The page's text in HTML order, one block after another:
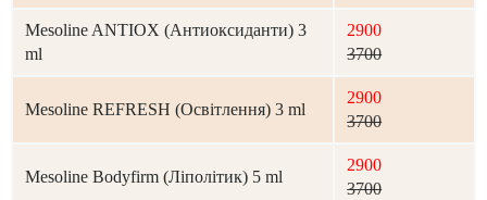
Mesoline ANTIOX (Антиоксиданти) 3
ml
2900
3700
Mesoline REFRESH (Освітлення) 3 ml
2900
3700
Mesoline Bodyfirm (Ліполітик) 5 ml
2900
3700